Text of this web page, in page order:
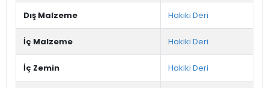
Dış Malzeme Hakiki Deri
İç Malzeme Hakiki Deri
İç Zemin Hakiki Deri